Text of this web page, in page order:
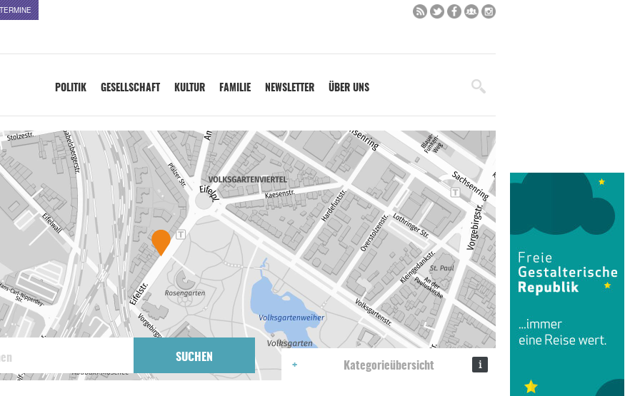
TERMINE
POLITIK GESELLSCHAFT KULTUR FAMILIE NEWSLETTER ÜBER UNS
SUCHEN
i
Kategorieübersicht